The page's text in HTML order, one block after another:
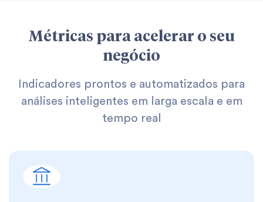
Métricas para acelerar o seu
negócio
Indicadores prontos e automatizados para
análises inteligentes em larga escala e em
tempo real